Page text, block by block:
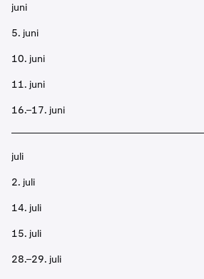
juni
5. juni
10. juni
11. juni
16.–17. juni
juli
2. juli
14. juli
15. juli
28.–29. juli